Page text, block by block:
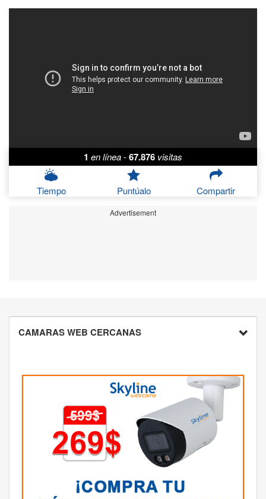
1 en línea-67.876 visitas
Tiempo Puntúalo Compartir
Advertisement
CAMARAS WEB CERCANAS